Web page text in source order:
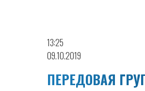
13:25
09.10.2019
ПЕРЕДОВАЯ